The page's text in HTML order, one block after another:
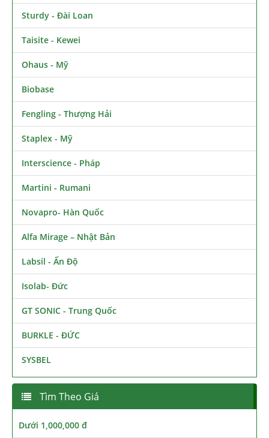
Sturdy - Đài Loan
Taisite - Kewei
Ohaus - Mỹ
Biobase
Fengling - Thượng Hải
Staplex - Mỹ
Interscience - Pháp
Martini - Rumani
Novapro- Hàn Quốc
Alfa Mirage – Nhật Bản
Labsil - Ấn Độ
Isolab- Đức
GT SONIC - Trung Quốc
BURKLE - ĐỨC
SYSBEL
Tìm Theo Giá
Dưới 1,000,000 đ